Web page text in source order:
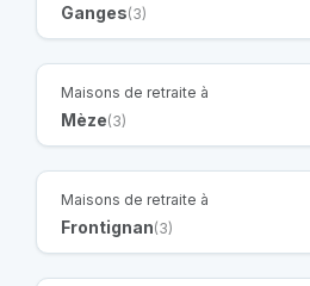
Ganges(3)
Maisons de retraite à
Mèze(3)
Maisons de retraite à
Frontignan(3)